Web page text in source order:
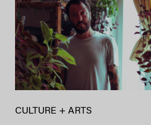
CULTURE + ARTS